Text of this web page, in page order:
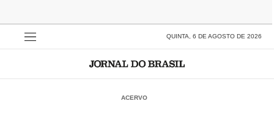
QUINTA, 6 DE AGOSTO DE 2026
ACERVO